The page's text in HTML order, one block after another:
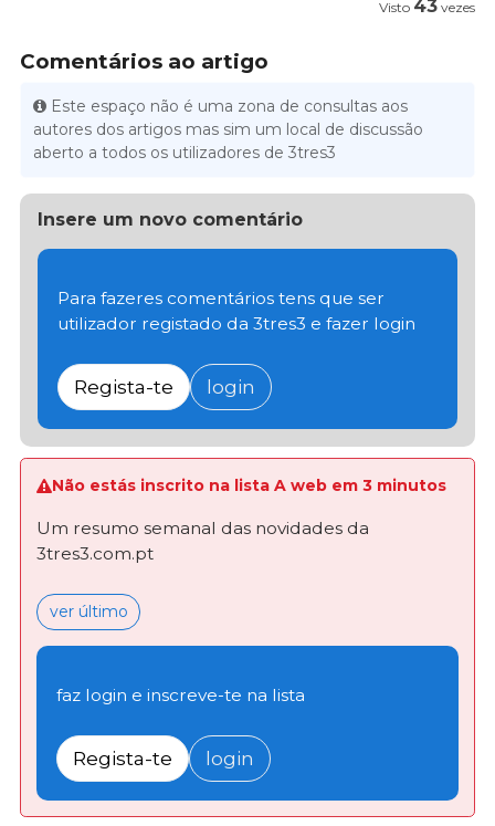
Visto 43 vezes
Comentários ao artigo
Este espaço não é uma zona de consultas aos
autores dos artigos mas sim um local de discussão
aberto a todos os utilizadores de 3tres3
Insere um novo comentário
Para fazeres comentários tens que ser
utilizador registado da 3tres3 e fazer login
Regista-te login
Não estás inscrito na lista A web em 3 minutos
Um resumo semanal das novidades da
3tres3.com.pt
ver último
faz login e inscreve-te na lista
Regista-te login